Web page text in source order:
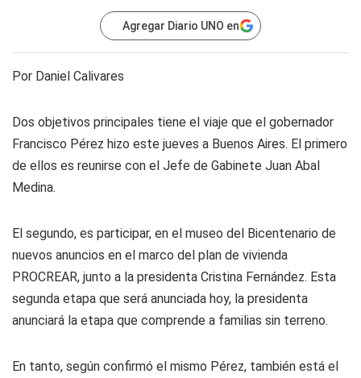
Agregar Diario UNO en
Por Daniel Calivares
Dos objetivos principales tiene el viaje que el gobernador
Francisco Pérez hizo este jueves a Buenos Aires. El primero
de ellos es reunirse con el Jefe de Gabinete Juan Abal
Medina.
El segundo, es participar, en el museo del Bicentenario de
nuevos anuncios en el marco del plan de vivienda
PROCREAR, junto a la presidenta Cristina Fernández. Esta
segunda etapa que será anunciada hoy, la presidenta
anunciará la etapa que comprende a familias sin terreno.
En tanto, según confirmó el mismo Pérez, también está el